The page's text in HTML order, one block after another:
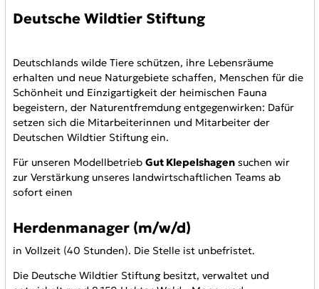
Deutsche Wildtier Stiftung
Deutschlands wilde Tiere schützen, ihre Lebensräume
erhalten und neue Naturgebiete schaffen, Menschen für die
Schönheit und Einzigartigkeit der heimischen Fauna
begeistern, der Naturentfremdung entgegenwirken: Dafür
setzen sich die Mitarbeiterinnen und Mitarbeiter der
Deutschen Wildtier Stiftung ein.
Für unseren Modellbetrieb Gut Klepelshagensuchen wir
zur Verstärkung unseres landwirtschaftlichen Teams ab
sofort einen
Herdenmanager (m/w/d)
in Vollzeit (40 Stunden). Die Stelle ist unbefristet.
Die Deutsche Wildtier Stiftung besitzt, verwaltet und